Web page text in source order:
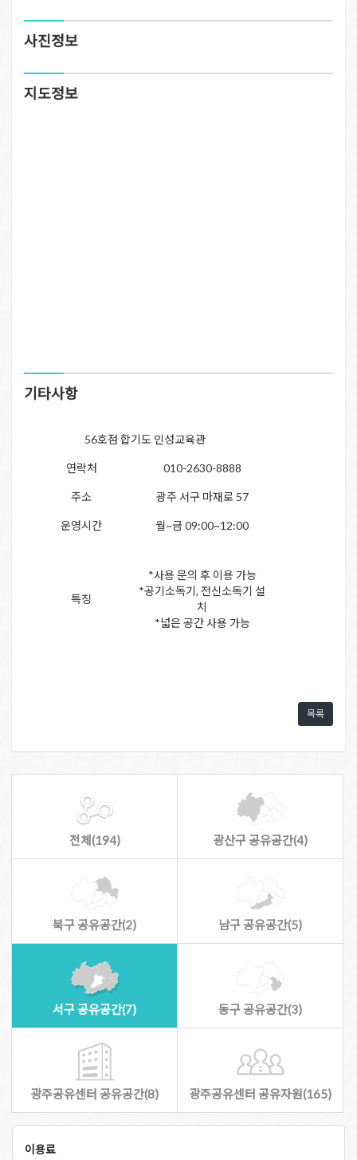
사진정보
지도정보
기타사항
56호점 합기도 인성교육관
연락처 010-2630-8888
주소 광주 서구 마재로 57
운영시간 월~금 09:00~12:00
특징
*사용 문의 후 이용 가능
*공기소독기, 전신소독기 설
치
*넓은 공간 사용 가능
목록
전체(194) 광산구 공유공간(4)
북구 공유공간(2) 남구 공유공간(5)
서구 공유공간(7) 동구 공유공간(3)
광주공유센터 공유공간(8) 광주공유센터 공유자원(165)
이용료